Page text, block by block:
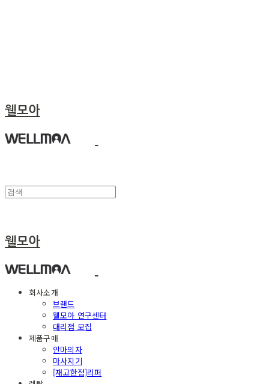
웰모아
웰모아
회사소개
브랜드
웰모아 연구센터
대리점 모집
제품구매
안마의자
마사지기
[재고한정]리퍼